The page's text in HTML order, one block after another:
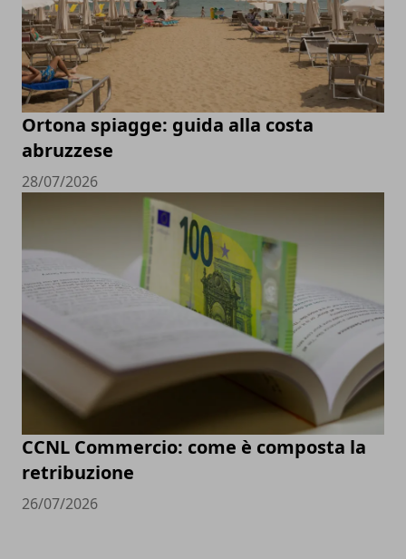
Ortona spiagge: guida alla costa
abruzzese
28/07/2026
CCNL Commercio: come è composta la
retribuzione
26/07/2026